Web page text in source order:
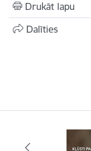
Drukāt lapu
Dalīties